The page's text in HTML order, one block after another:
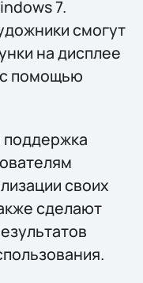
7.
смогут
на дисплее
помощью
поддержка
своих
сделают